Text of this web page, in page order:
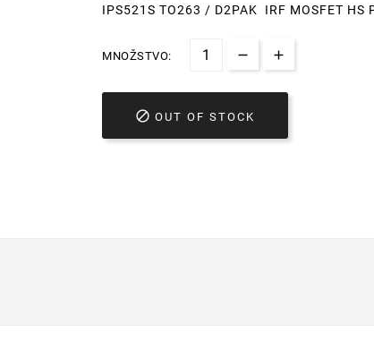
IPS521S TO263 / D2PAK IRF MOSFET HS
MNOŽSTVO:
 OUT OF STOCK